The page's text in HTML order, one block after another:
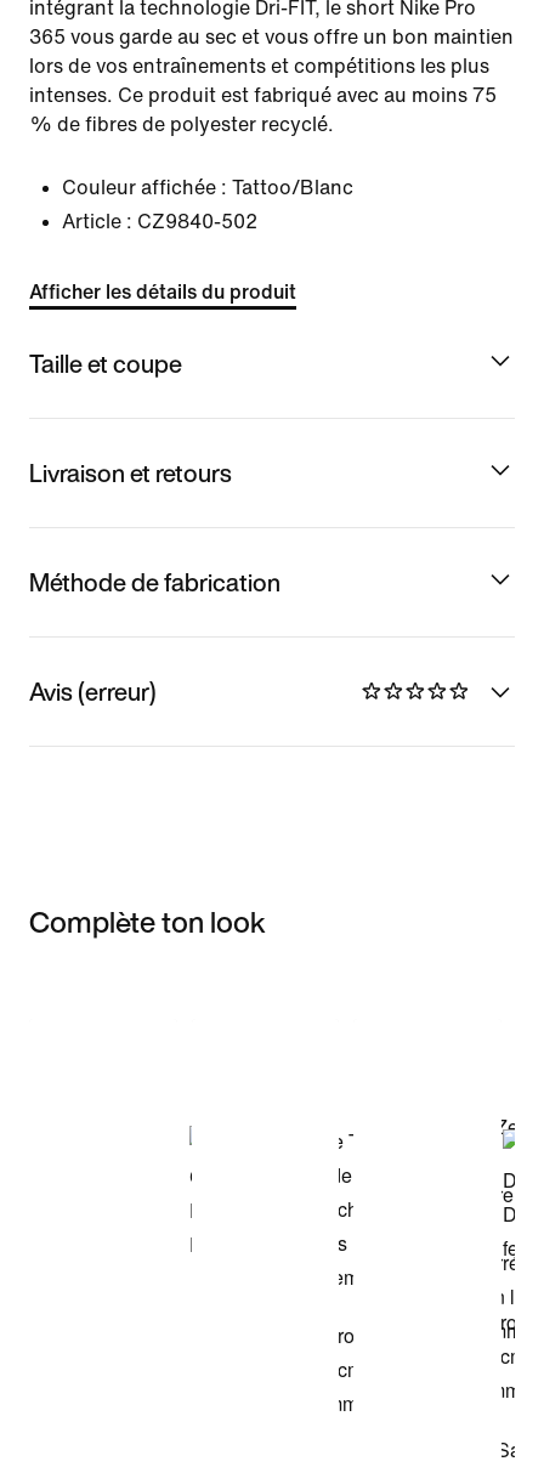
intégrant la technologie Dri-FIT, le short Nike Pro
365 vous garde au sec et vous offre un bon maintien
lors de vos entraînements et compétitions les plus
intenses. Ce produit est fabriqué avec au moins 75
% de fibres de polyester recyclé.
Couleur affichée : Tattoo/Blanc
Article : CZ9840-502
Afficher les détails du produit
Taille et coupe
Livraison et retours
Méthode de fabrication
Avis (erreur)
Complète ton look